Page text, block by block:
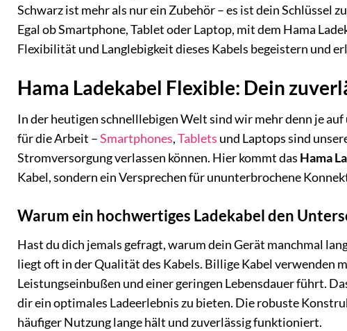
Schwarz ist mehr als nur ein Zubehör – es ist dein Schlüssel
Egal ob Smartphone, Tablet oder Laptop, mit dem Hama
Flexibilität und Langlebigkeit dieses Kabels begeistern und
Hama Ladekabel Flexible: Dein
In der heutigen schnelllebigen Welt sind wir mehr denn je
für die Arbeit –Smartphones,Tablets und Laptops sind
Stromversorgung verlassen können. Hier kommt das Hama
Kabel, sondern ein Versprechen für ununterbrochene
Warum ein hochwertiges Ladekabel den
Hast du dich jemals gefragt, warum dein Gerät manchmal
liegt oft in der Qualität des Kabels. Billige Kabel verwenden
Leistungseinbußen und einer geringen Lebensdauer führt.
dir ein optimales Ladeerlebnis zu bieten. Die robuste
häufiger Nutzung lange hält und zuverlässig funktioniert.